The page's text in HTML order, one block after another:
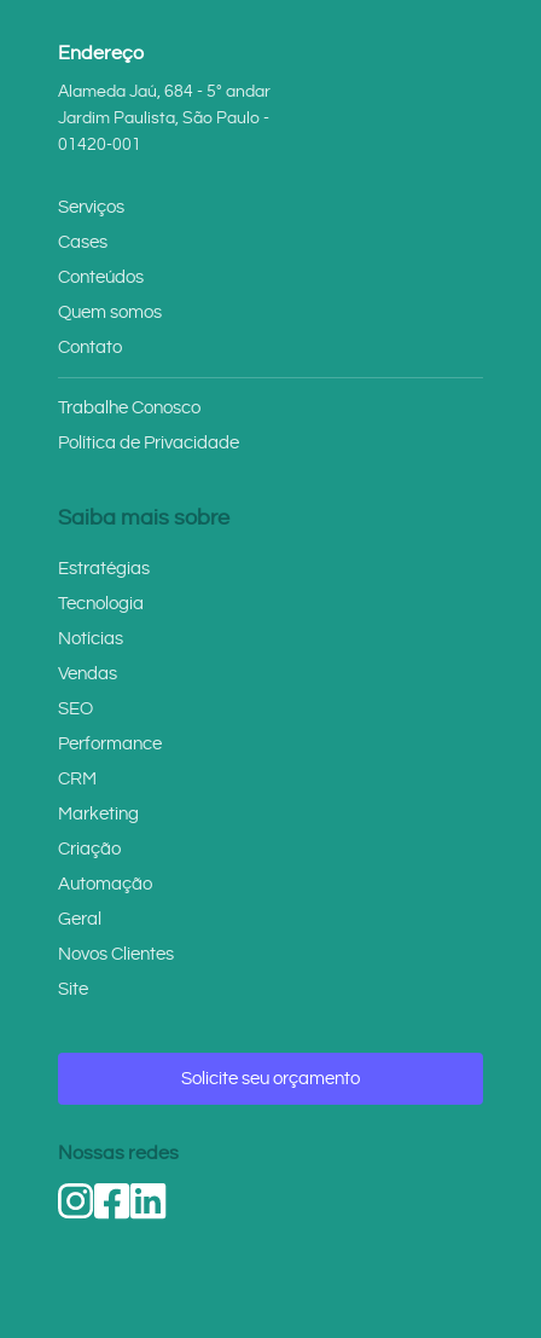
Endereço
Alameda Jaú, 684 - 5° andar
Jardim Paulista, São Paulo -
01420-001
Serviços
Cases
Conteúdos
Quem somos
Contato
Trabalhe Conosco
Política de Privacidade
Saiba mais sobre
Estratégias
Tecnologia
Notícias
Vendas
SEO
Performance
CRM
Marketing
Criação
Automação
Geral
Novos Clientes
Site
Solicite seu orçamento
Nossas redes